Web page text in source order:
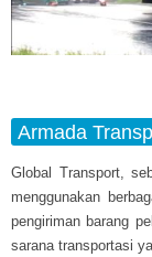
Armada
Global Transport,
menggunakan
pengiriman barang
sarana transportasi